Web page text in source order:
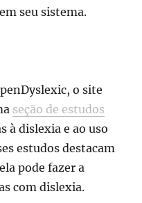
seu sistema.
o site
seção de estudos
à dislexia e ao uso
estudos destacam
pode fazer a
com dislexia.